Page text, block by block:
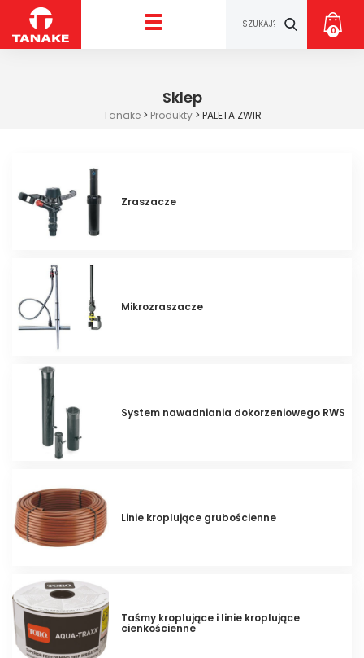
0
Sklep
Tanake> Produkty> PALETA ZWIR
Zraszacze
Mikrozraszacze
System nawadniania dokorzeniowego RWS
Linie kroplujące grubościenne
Taśmy kroplujące i linie kroplujące
cienkościenne